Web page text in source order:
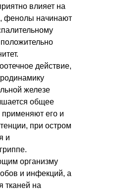
влияет на
фенолы начинают
действие,
железе
общее
применяют его и
при остром
и
организму
и инфекций, а
тканей на